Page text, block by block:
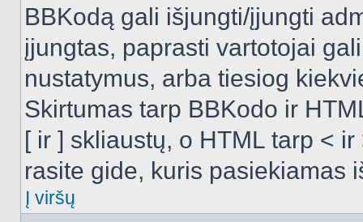
BBKodą gali išjungti/įjungti
įjungtas, paprasti vartotojai
nustatymus, arba tiesiog
Skirtumas tarp BBKodo ir
[ ir ] skliaustų, o HTML tarp <
rasite gide, kuris pasiekiamas
Į viršų